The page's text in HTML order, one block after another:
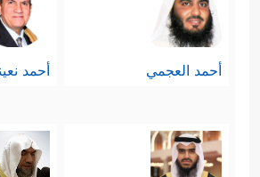
أحمد العجمي أحمد